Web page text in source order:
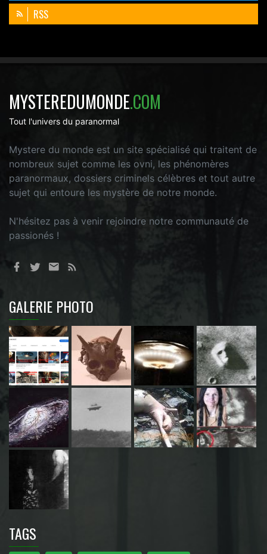
RSS
MYSTEREDUMONDE.COM
Tout l'univers du paranormal
Mystere du monde est un site spécialisé qui traitent de
nombreux sujet comme les ovni, les phénomères
paranormaux, dossiers criminels célèbres et tout autre
sujet qui entoure les mystère de notre monde.
N'hésitez pas à venir rejoindre notre communauté de
passionés !
GALERIE PHOTO
TAGS